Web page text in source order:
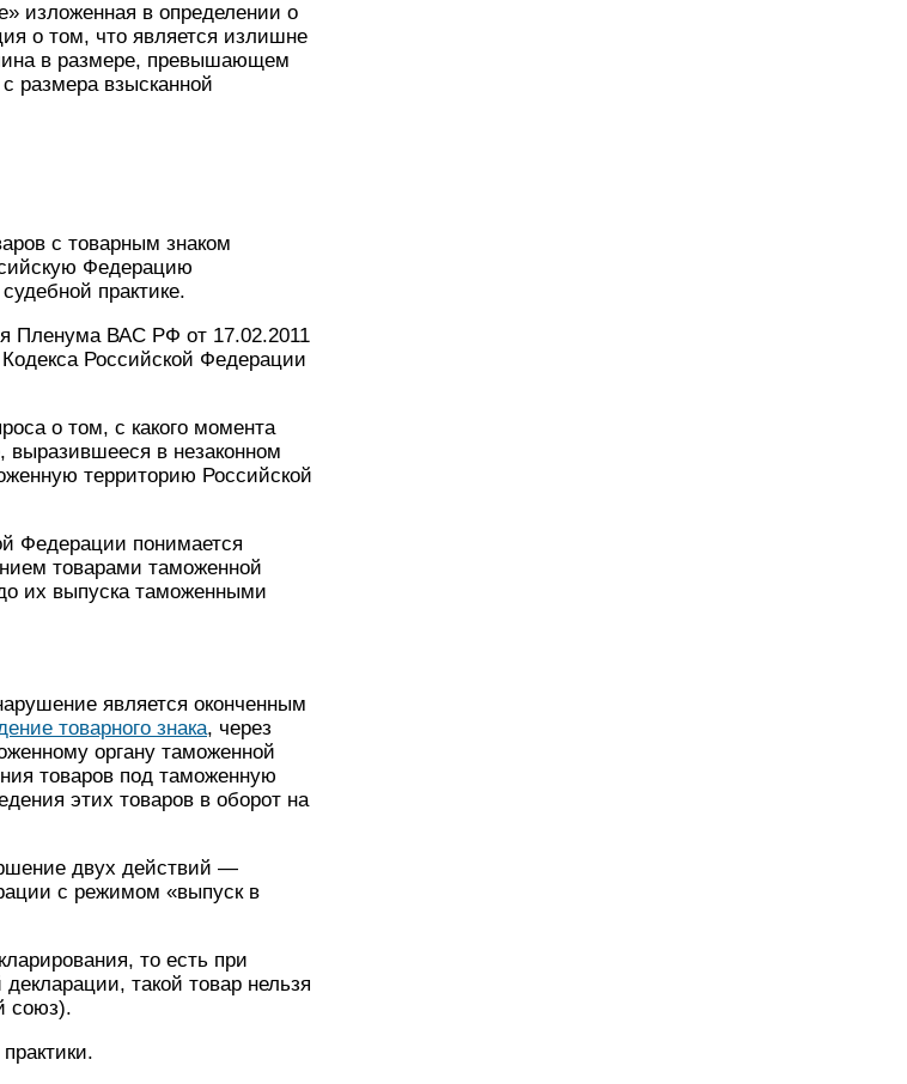
изложенная в определении о
о том, что является излишне
в размере, превышающем
размера взысканной
с товарным знаком
Федерацию
практике.
Пленума ВАС РФ от 17.02.2011
Российской Федерации
о том, с какого момента
выразившееся в незаконном
территорию Российской
Федерации понимается
товарами таможенной
их выпуска таможенными
является оконченным
товарного знака, через
органу таможенной
товаров под таможенную
этих товаров в оборот на
двух действий —
с режимом «выпуск в
то есть при
такой товар нельзя
союз).